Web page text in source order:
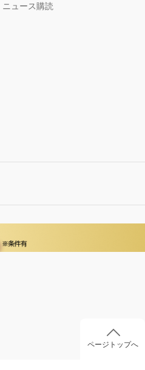
ニュース購読
ページトップへ